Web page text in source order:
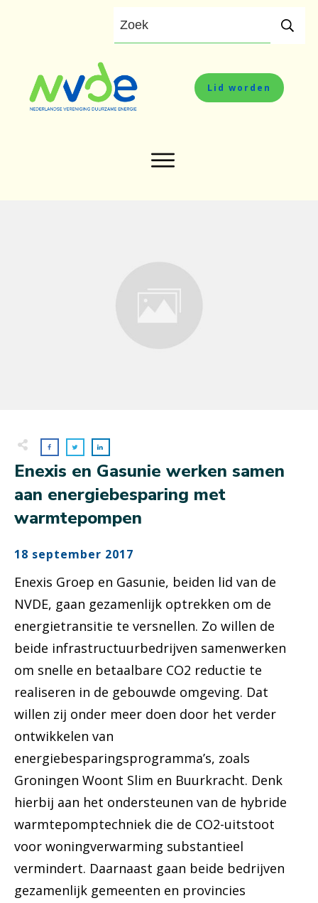
Lid worden
Enexis en Gasunie werken samen
aan energiebesparing met
warmtepompen
18 september 2017
Enexis Groep en Gasunie, beiden lid van de
NVDE, gaan gezamenlijk optrekken om de
energietransitie te versnellen. Zo willen de
beide infrastructuurbedrijven samenwerken
om snelle en betaalbare CO2 reductie te
realiseren in de gebouwde omgeving. Dat
willen zij onder meer doen door het verder
ontwikkelen van
energiebesparingsprogramma’s, zoals
Groningen Woont Slim en Buurkracht. Denk
hierbij aan het ondersteunen van de hybride
warmtepomptechniek die de CO2-uitstoot
voor woningverwarming substantieel
vermindert. Daarnaast gaan beide bedrijven
gezamenlijk gemeenten en provincies